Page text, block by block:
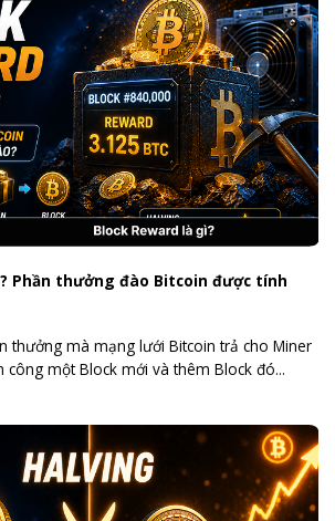
Phần thưởng đào Bitcoin được tính
thưởng mà mạng lưới Bitcoin trả cho Miner
công một Block mới và thêm Block đó...